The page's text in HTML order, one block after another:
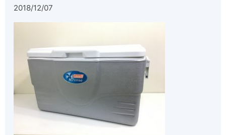
2018/12/07